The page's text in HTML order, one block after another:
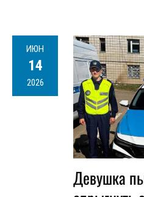
ИЮН
14
2026
Девушка